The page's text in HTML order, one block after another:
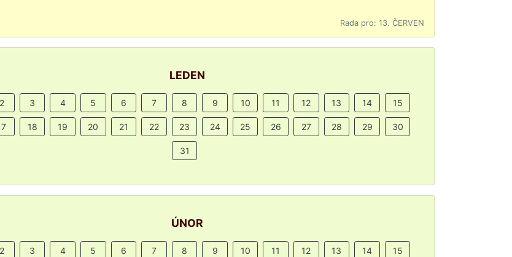
Rada pro: 13. ČERVEN
LEDEN
2 3 4 5 6 7 8 9 10 11 12 13 14 15
18 19 20 21 22 23 24 25 26 27 28 29 30
31
ÚNOR
2 3 4 5 6 7 8 9 10 11 12 13 14 15